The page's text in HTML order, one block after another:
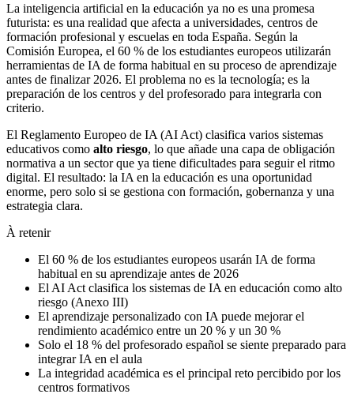
La inteligencia artificial en la educación ya no es una promesa
futurista: es una realidad que afecta a universidades, centros de
formación profesional y escuelas en toda España. Según la
Comisión Europea, el 60 % de los estudiantes europeos utilizarán
herramientas de IA de forma habitual en su proceso de aprendizaje
antes de finalizar 2026. El problema no es la tecnología; es la
preparación de los centros y del profesorado para integrarla con
criterio.
El Reglamento Europeo de IA (AI Act) clasifica varios sistemas
educativos como alto riesgo, lo que añade una capa de obligación
normativa a un sector que ya tiene dificultades para seguir el ritmo
digital. El resultado: la IA en la educación es una oportunidad
enorme, pero solo si se gestiona con formación, gobernanza y una
estrategia clara.
À retenir
El 60 % de los estudiantes europeos usarán IA de forma
habitual en su aprendizaje antes de 2026
El AI Act clasifica los sistemas de IA en educación como alto
riesgo (Anexo III)
El aprendizaje personalizado con IA puede mejorar el
rendimiento académico entre un 20 % y un 30 %
Solo el 18 % del profesorado español se siente preparado para
integrar IA en el aula
La integridad académica es el principal reto percibido por los
centros formativos